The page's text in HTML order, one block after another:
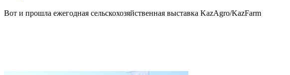
Вот и прошла ежегодная сельскохозяйственная выставка KazAgro/KazFarm